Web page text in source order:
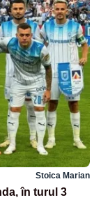
Stoica Marian
în turul 3